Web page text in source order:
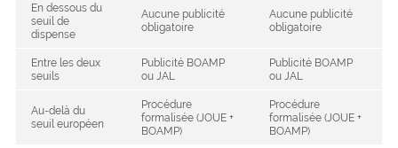
En dessous du
seuil de
dispense
Aucune publicité
obligatoire
Aucune publicité
obligatoire
Entre les deux
seuils
Publicité BOAMP
ou JAL
Publicité BOAMP
ou JAL
Au-delà du
seuil européen
Procédure
formalisée (JOUE +
BOAMP)
Procédure
formalisée (JOUE +
BOAMP)